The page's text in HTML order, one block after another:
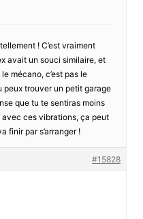
! C’est vraiment
avait un souci similaire, et
mécano, c’est pas le
peux trouver un petit garage
que tu te sentiras moins
avec ces vibrations, ça peut
finir par s’arranger !
#15828